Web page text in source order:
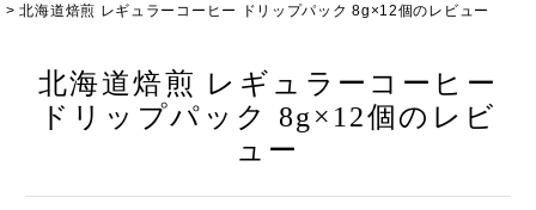
北海道焙煎 レギュラーコーヒー ドリップパック 8g×12個のレビュー
北海道焙煎 レギュラーコーヒー
ドリップパック 8g×12個のレビ
ュー